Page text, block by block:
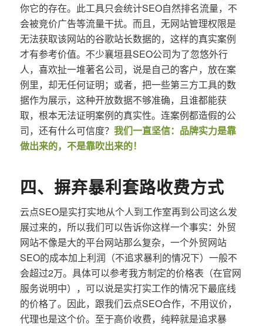
你它的存在。此工具只会统计SEO自然排名流量，不
会被竞价广告等流量干扰。而且，无网站管理权限是
无法获取该网站的谷歌站长数据的，这样的真实案例
才有参考价值。不少襄垣县SEO公司为了忽悠外行
人，喜欢扯一堆著名公司，说是自己的客户，放在案
例里，却无任何证明；或者，把一些第三方工具的数
据作为展示，这种开放数据不够准确，且谁都能获
取，根本无法证明案例的真实性。连案例都造假的公
司，还有什么可信度？ 我们一直坚信：品牌实力是靠
做出来的，不是靠吹出来的！
四、摒弃暴利套路收费方式
云点SEO是实打实地从个人到工作室再到公司这么发
展过来的，所以我们可以告诉你这样一个事实：外贸
网站不像是大的平台网站那么复杂，一个外贸网站
SEO的成本加上利润（不追求暴利的情况下）一般不
会超过2万。具体可以参考我方制定的价格表（在官网
服务说明中），可以说是实打实工作的情况下最底线
的价格了。因此，跟我们云点SEO合作，不用议价，
代理也是这个价。至于高价收费，纯粹就是追求暴